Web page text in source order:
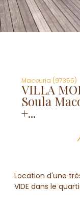
Macouria (97355)
VILLA
Soula
+...
Location d'une
VIDE dans le